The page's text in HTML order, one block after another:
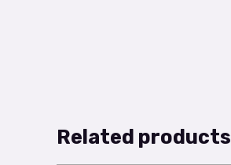
Related products